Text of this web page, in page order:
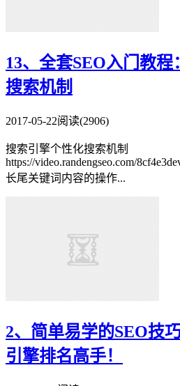
13、全套SEO入门教
搜索机制
2017-05-22阅读(2906)
搜索引擎个性化搜索机制
https://video.randengseo.com/
长尾关键词内容的操作...
2、简单易学的SEO技
引擎排名高手！